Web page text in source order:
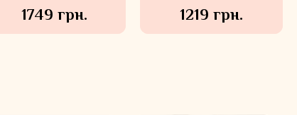
1749 грн. 1219 грн.